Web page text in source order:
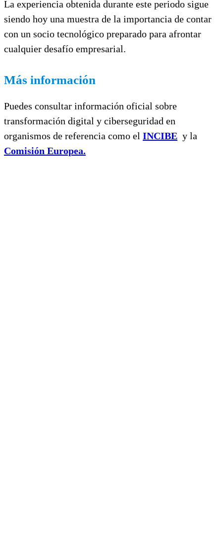
La experiencia obtenida durante este periodo sigue
siendo hoy una muestra de la importancia de contar
con un socio tecnológico preparado para afrontar
cualquier desafío empresarial.
Más información
Puedes consultar información oficial sobre
transformación digital y ciberseguridad en
organismos de referencia como el INCIBE y la
Comisión Europea.